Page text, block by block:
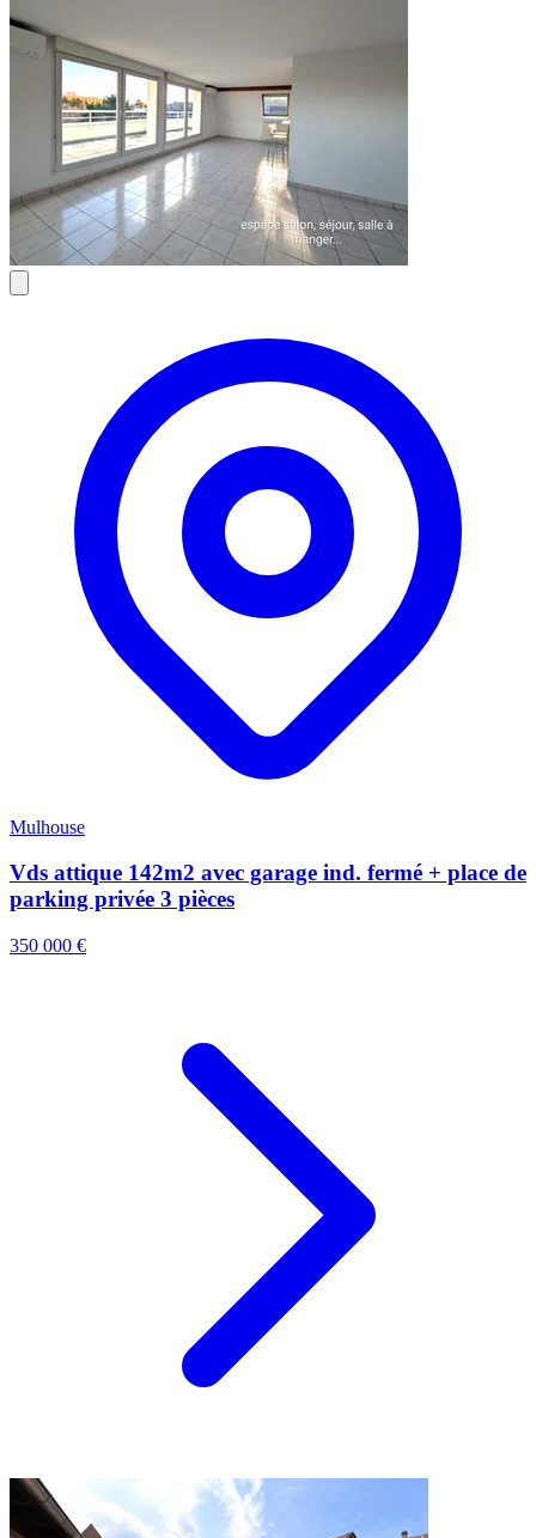
Mulhouse
Vds attique 142m2 avec garage ind. fermé + place de
parking privée 3 pièces
350 000 €